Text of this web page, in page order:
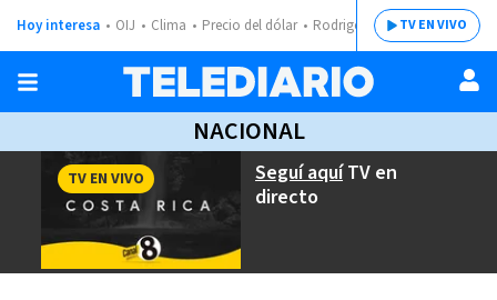
Hoy interesa OIJ Clima Precio del dólar Rodrigo ChavesTV EN VIVO
NACIONAL
Seguí aquíTV en
directo
TV EN VIVO